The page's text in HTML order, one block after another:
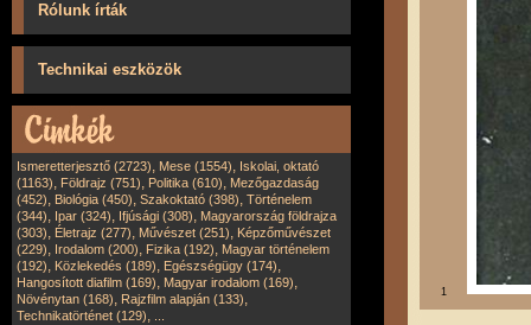
Rólunk írták
Technikai eszközök
Ismeretterjesztő (2723), Mese (1554), Iskolai, oktató
(1163), Földrajz (751), Politika (610), Mezőgazdaság
(452), Biológia (450), Szakoktató (398), Történelem
(344), Ipar (324), Ifjúsági (308), Magyarország földrajza
(303), Életrajz (277), Művészet (251), Képzőművészet
(229), Irodalom (200), Fizika (192), Magyar történelem
(192), Közlekedés (189), Egészségügy (174),
Hangosított diafilm (169), Magyar irodalom (169),
Növénytan (168), Rajzfilm alapján (133),
Technikatörténet (129),
1